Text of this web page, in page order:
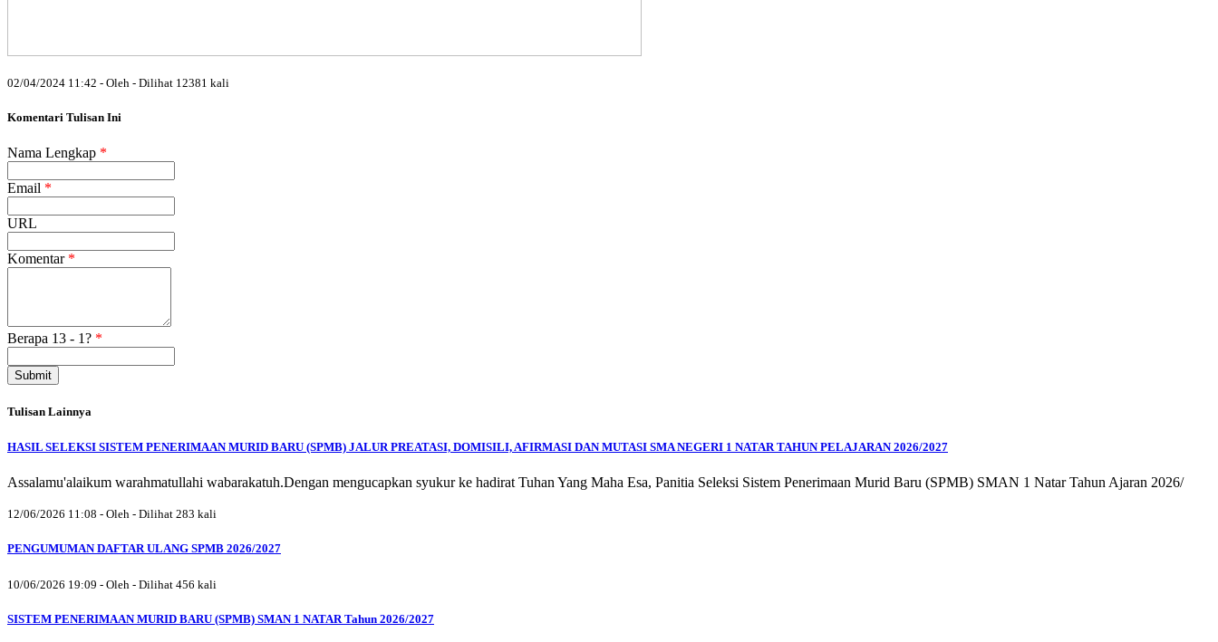
02/04/2024 11:42 - Oleh - Dilihat 12381 kali
Komentari Tulisan Ini
Nama Lengkap *
Email *
URL
Komentar *
Berapa 13 - 1? *
Submit
Tulisan Lainnya
HASIL SELEKSI SISTEM PENERIMAAN MURID BARU (SPMB) JALUR PREATASI, DOMISILI, AFIRMASI DAN MUTASI SMA NEGERI 1 NATAR TAHUN PELAJARAN 2026/2027
Assalamu'alaikum warahmatullahi wabarakatuh.Dengan mengucapkan syukur ke hadirat Tuhan Yang Maha Esa, Panitia Seleksi Sistem Penerimaan Murid Baru (SPMB) SMAN 1 Natar Tahun Ajaran 2026/
12/06/2026 11:08 - Oleh - Dilihat 283 kali
PENGUMUMAN DAFTAR ULANG SPMB 2026/2027
10/06/2026 19:09 - Oleh - Dilihat 456 kali
SISTEM PENERIMAAN MURID BARU (SPMB) SMAN 1 NATAR Tahun 2026/2027